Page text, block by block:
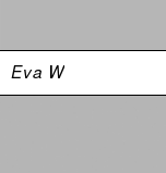
Eva W